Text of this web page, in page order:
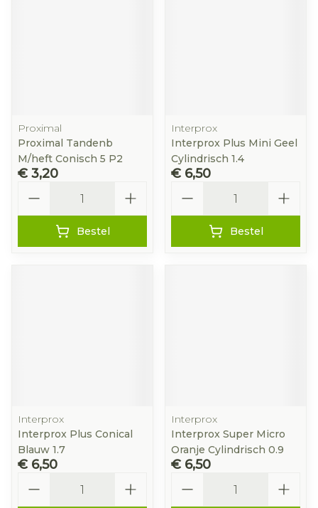
Proximal
Proximal Tandenb
M/heft Conisch 5 P2
€ 3,20
Bestel
Interprox
Interprox Plus Mini Geel
Cylindrisch 1.4
€ 6,50
Bestel
Interprox
Interprox Plus Conical
Blauw 1.7
€ 6,50
Interprox
Interprox Super Micro
Oranje Cylindrisch 0.9
€ 6,50